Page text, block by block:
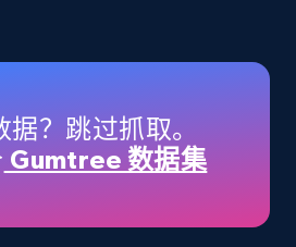
Description, Initial
5.7K+ 注册使用
据？跳过抓取。
Gumtree 数据集